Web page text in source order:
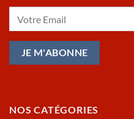
NOS CATÉGORIES